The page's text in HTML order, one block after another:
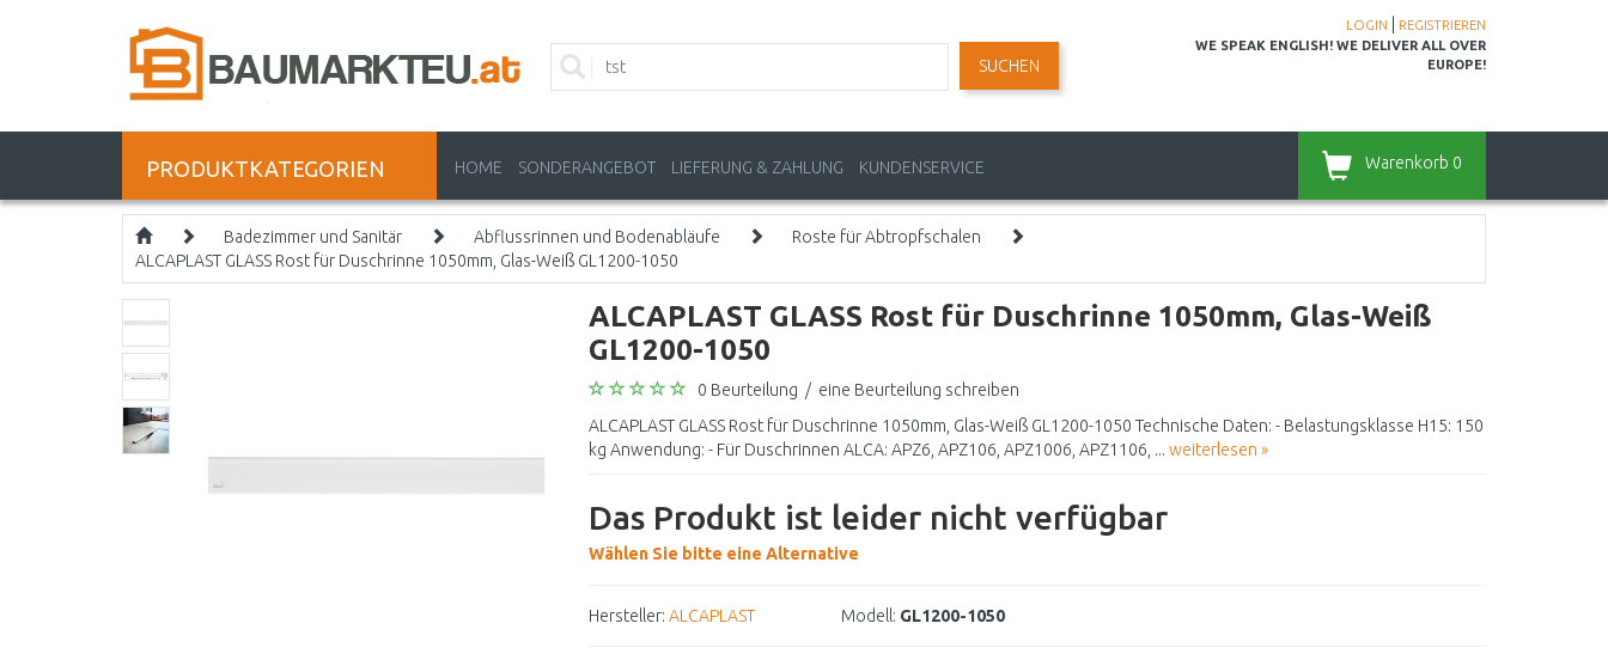
LOGIN
REGISTRIEREN
WE SPEAK ENGLISH! WE DELIVER ALL OVER
EUROPE!
SUCHEN
PRODUKTKATEGORIEN HOME SONDERANGEBOT LIEFERUNG & ZAHLUNG KUNDENSERVICE Warenkorb 0
Badezimmer und Sanitär Abflussrinnen und Bodenabläufe
Roste für Abtropfschalen
ALCAPLAST GLASS Rost für Duschrinne 1050mm, Glas-Weiß GL1200-1050
ALCAPLAST GLASS Rost für Duschrinne 1050mm, Glas-Weiß
GL1200-1050
0 Beurteilung / eine Beurteilung schreiben
ALCAPLAST GLASS Rost für Duschrinne 1050mm, Glas-Weiß GL1200-1050 Technische Daten: - Belastungsklasse H15: 150
kg Anwendung: - Für Duschrinnen ALCA: APZ6, APZ106, APZ1006, APZ1106, ... weiterlesen »
Das Produkt ist leider nicht verfügbar
Wählen Sie bitte eine Alternative
Hersteller: ALCAPLAST Modell: GL1200-1050